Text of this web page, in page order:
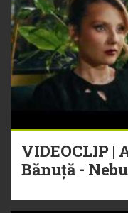
VIDEOCLIP |
Bănuță -